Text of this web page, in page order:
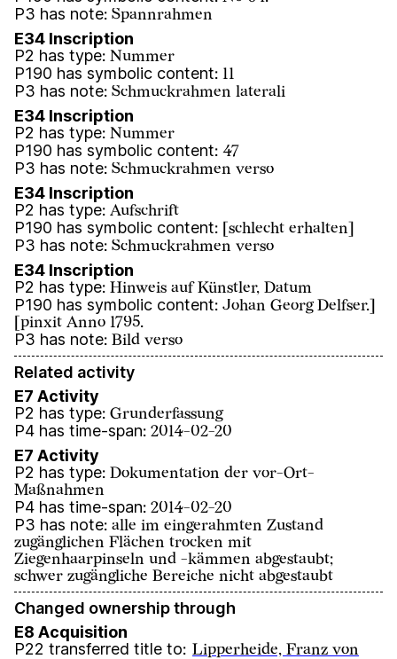
P3 has note: Spannrahmen
E34 Inscription
P2 has type: Nummer
P190 has symbolic content: 11
P3 has note: Schmuckrahmen laterali
E34 Inscription
P2 has type: Nummer
P190 has symbolic content: 47
P3 has note: Schmuckrahmen verso
E34 Inscription
P2 has type: Aufschrift
P190 has symbolic content: [schlecht erhalten]
P3 has note: Schmuckrahmen verso
E34 Inscription
P2 has type: Hinweis auf Künstler, Datum
P190 has symbolic content: Johan Georg Delfser.]
[pinxit Anno 1795.
P3 has note: Bild verso
Related activity
E7 Activity
P2 has type: Grunderfassung
P4 has time-span: 2014-02-20
E7 Activity
P2 has type: Dokumentation der vor-Ort-
Maßnahmen
P4 has time-span: 2014-02-20
P3 has note: alle im eingerahmten Zustand
zugänglichen Flächen trocken mit
Ziegenhaarpinseln und -kämmen abgestaubt;
schwer zugängliche Bereiche nicht abgestaubt
Changed ownership through
E8 Acquisition
P22 transferred title to: Lipperheide, Franz von